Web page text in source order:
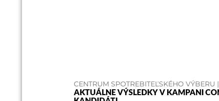
CENTRUM SPOTREBITEĽSKÉHO VÝBERU
AKTUÁLNE VÝSLEDKY V KAMPANI